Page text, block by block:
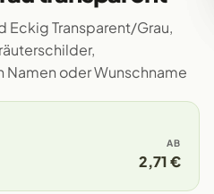
Eckig Transparent/Grau,
oder Wunschname
AB
2,71 €